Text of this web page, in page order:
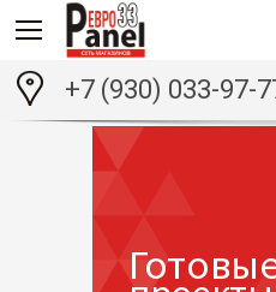
+7 (930) 033-97-